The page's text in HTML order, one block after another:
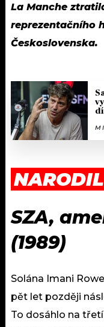
La Manche
reprezentačního
Československa.
SZA,
(1989)
Solána Imani
pět let později
To dosáhlo na